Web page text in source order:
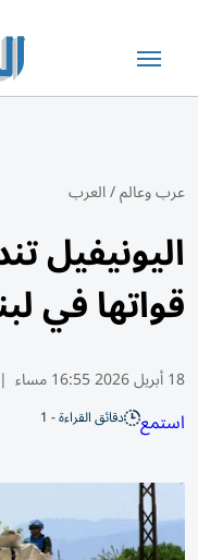
عرب وعالم/العرب
اليونيفيل
قواتها في
18 أبريل 2026 16:55 مساء |
استمع دقائق القراءة - 1